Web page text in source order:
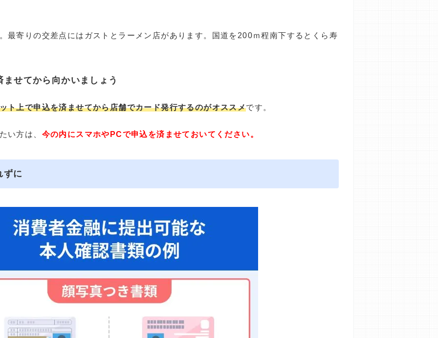
最寄りの交差点にはガストとラーメン店があります。国道を200ｍ程南下するとくら寿
せてから向かいましょう
ト上で申込を済ませてから店舗でカード発行するのがオススメです。
い方は、 今の内にスマホやPCで申込を済ませておいてください。
ずに